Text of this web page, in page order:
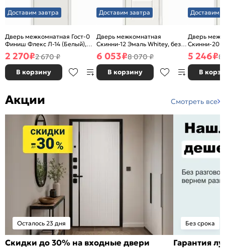
Доставим завтра
Дверь межкомнатная Гост-0
Финиш Флекс Л-14 (Белый),
глухая, каркасно-щитовая
2 270₽2 670 ₽
В корзину
Доставим завтра
Дверь межкомнатная
Скинни-12 Эмаль Whitey, без
декора, глухая, без стекла,
без кромки, скиновая
6 053₽8 070 ₽
В корзину
Доставим
Дверь
Скинни-20
декора,
без кромки,
5 246₽8
В
Акции Смотреть все
Осталось 23 дня
Скидки до 30% на входные двери
Без срока
Гарантия